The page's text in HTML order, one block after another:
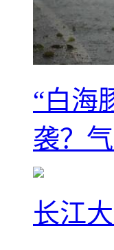
“白海
袭？
长江